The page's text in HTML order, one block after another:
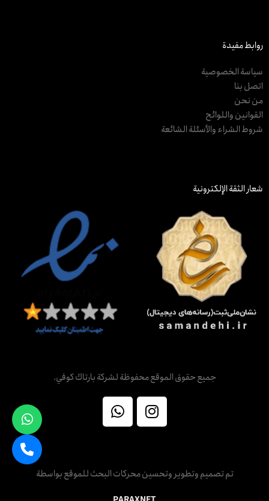
روابط مفيدة
سياسة الخصوصية
اتصل بنا
من نحن
القوانين واللوائح
شروط الشراء والأسئلة الشائعة
شعار الثقة الإلكترونية
جميع حقوق الموقع محفوظة لشركة بارتاك كوفي.
تم تصميم وتطوير وتحسين محركات البحث للموقع بواسطة